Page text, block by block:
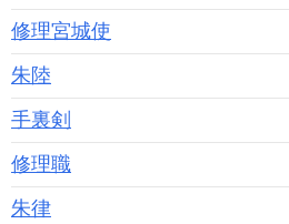
修理宮城使
朱陸
手裏剣
修理職
朱律